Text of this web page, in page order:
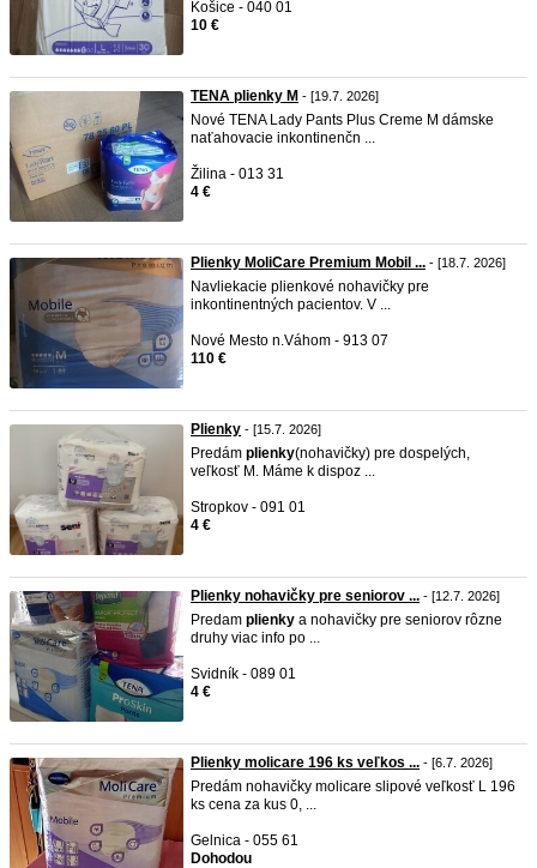
Košice - 040 01
10 €
TENA plienky M - [19.7. 2026]
Nové TENA Lady Pants Plus Creme M dámske
naťahovacie inkontinenčn ...
Žilina - 013 31
4 €
Plienky MoliCare Premium Mobil ... - [18.7. 2026]
Navliekacie plienkové nohavičky pre
inkontinentných pacientov. V ...
Nové Mesto n.Váhom - 913 07
110 €
Plienky - [15.7. 2026]
Predám plienky(nohavičky) pre dospelých,
veľkosť M. Máme k dispoz ...
Stropkov - 091 01
4 €
Plienky nohavičky pre seniorov ... - [12.7. 2026]
Predam plienky a nohavičky pre seniorov rôzne
druhy viac info po ...
Svidník - 089 01
4 €
Plienky molicare 196 ks veľkos ... - [6.7. 2026]
Predám nohavičky molicare slipové veľkosť L 196
ks cena za kus 0, ...
Gelnica - 055 61
Dohodou